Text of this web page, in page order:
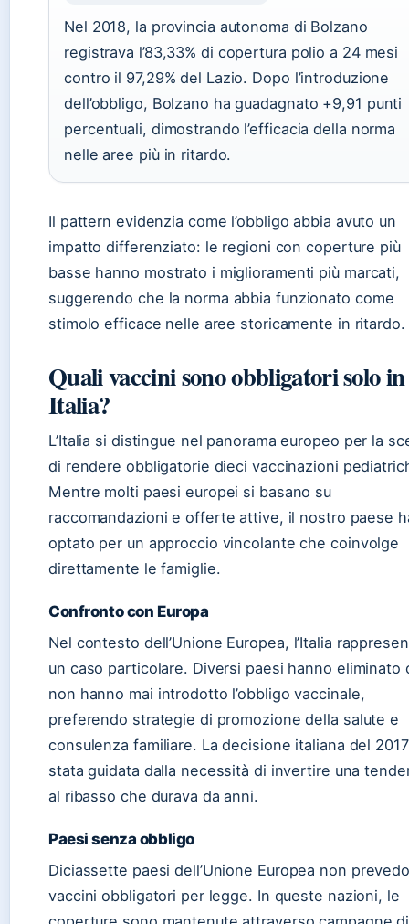
Nel 2018, la provincia autonoma di Bolzano
registrava l’83,33% di copertura polio a 24 mesi
contro il 97,29% del Lazio. Dopo l’introduzione
dell’obbligo, Bolzano ha guadagnato +9,91 punti
percentuali, dimostrando l’efficacia della norma
nelle aree più in ritardo.
Il pattern evidenzia come l’obbligo abbia avuto un
impatto differenziato: le regioni con coperture più
basse hanno mostrato i miglioramenti più marcati,
suggerendo che la norma abbia funzionato come
stimolo efficace nelle aree storicamente in ritardo.
Quali vaccini sono obbligatori solo in
Italia?
L’Italia si distingue nel panorama europeo per la
di rendere obbligatorie dieci vaccinazioni
Mentre molti paesi europei si basano su
raccomandazioni e offerte attive, il nostro paese
optato per un approccio vincolante che coinvolge
direttamente le famiglie.
Confronto con Europa
Nel contesto dell’Unione Europea, l’Italia
un caso particolare. Diversi paesi hanno eliminato
non hanno mai introdotto l’obbligo vaccinale,
preferendo strategie di promozione della salute e
consulenza familiare. La decisione italiana del
stata guidata dalla necessità di invertire una
al ribasso che durava da anni.
Paesi senza obbligo
Diciassette paesi dell’Unione Europea non
vaccini obbligatori per legge. In queste nazioni, le